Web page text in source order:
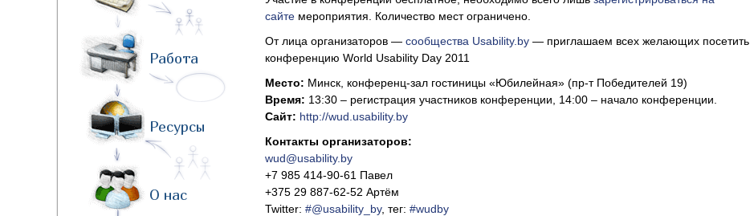
Работа
Ресурсы
О нас
сайте мероприятия. Количество мест ограничено.
От лица организаторов — сообщества Usability.by — приглашаем всех желающих посетить
конференцию World Usability Day 2011
Место: Минск, конференц-зал гостиницы «Юбилейная» (пр-т Победителей 19)
Время: 13:30 – регистрация участников конференции, 14:00 – начало конференции.
Сайт: http://wud.usability.by
Контакты организаторов:
wud@usability.by
+7 985 414-90-61 Павел
+375 29 887-62-52 Артём
Twitter: #@usability_by, тег: #wudby